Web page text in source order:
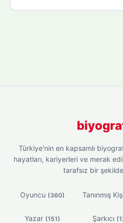
Türkiye'nin en kapsamlı
hayatları, kariyerleri ve merak
tarafsız bir
Oyuncu (360) Tanınmış
Yazar (151) Şarkıcı